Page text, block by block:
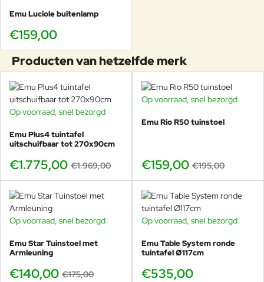
Emu Luciole buitenlamp
€159,00
Producten van hetzelfde merk
-10%
Op voorraad, snel bezorgd
Emu Plus4 tuintafel
uitschuifbaar tot 270x90cm
€1.775,00 €1.969,00
-18%
Op voorraad, snel bezorgd
Emu Rio R50 tuinstoel
€159,00 €195,00
-20%
Op voorraad, snel bezorgd
Emu Star Tuinstoel met
Armleuning
€140,00 €175,00
Op voorraad, snel bezorgd
Emu Table System ronde
tuintafel Ø117cm
€535,00